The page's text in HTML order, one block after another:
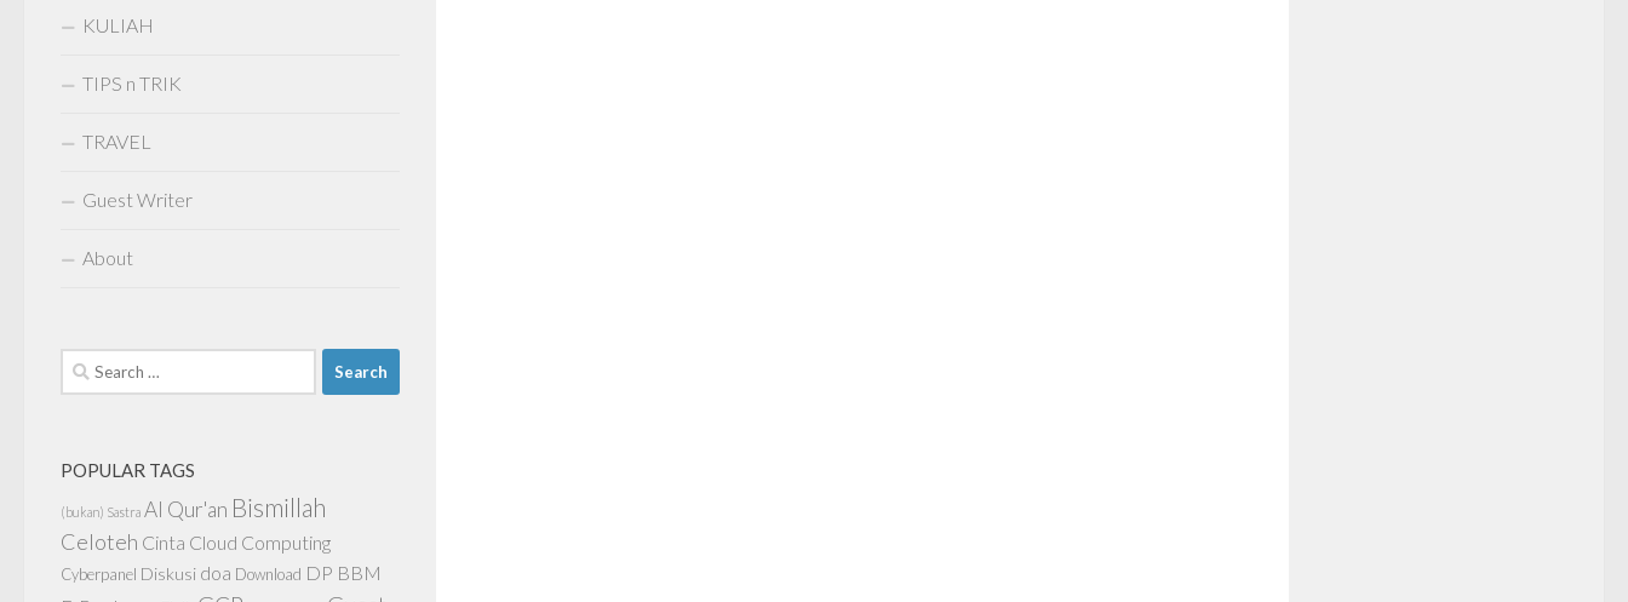
KULIAH
TIPS n TRIK
TRAVEL
Guest Writer
About
Search
for:
POPULAR TAGS
(bukan) Sastra Al Qur'an Bismillah
Celoteh Cinta Cloud Computing
Cyberpanel Diskusi doa Download DP BBM